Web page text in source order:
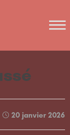
20 janvier 2026